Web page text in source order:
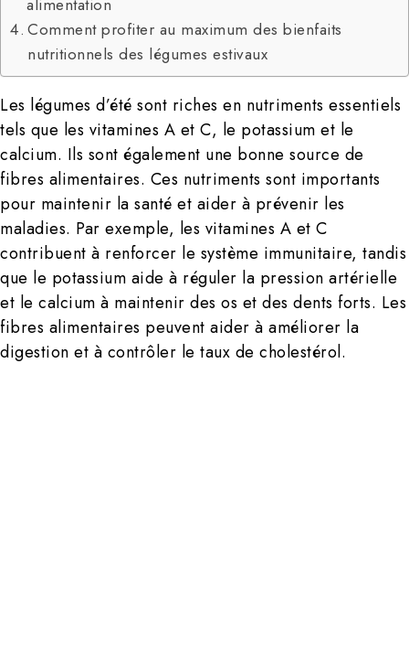
Comment profiter au maximum des bienfaits
nutritionnels des légumes estivaux
Les légumes d’été sont riches en nutriments essentiels
tels que les vitamines A et C, le potassium et le
calcium. Ils sont également une bonne source de
fibres alimentaires. Ces nutriments sont importants
pour maintenir la santé et aider à prévenir les
maladies. Par exemple, les vitamines A et C
contribuent à renforcer le système immunitaire, tandis
que le potassium aide à réguler la pression artérielle
et le calcium à maintenir des os et des dents forts. Les
fibres alimentaires peuvent aider à améliorer la
digestion et à contrôler le taux de cholestérol.